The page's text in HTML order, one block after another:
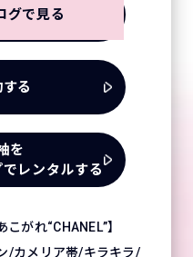
グで見る
る
を
レンタルする
がれ“CHANEL”】
/カメリア帯/キラキラ/